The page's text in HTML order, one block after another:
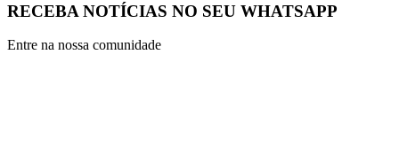
RECEBA NOTÍCIAS NO SEU WHATSAPP
Entre na nossa comunidade